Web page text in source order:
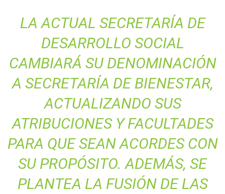
LA ACTUAL SECRETARÍA DE
DESARROLLO SOCIAL
CAMBIARÁ SU DENOMINACIÓN
A SECRETARÍA DE BIENESTAR,
ACTUALIZANDO SUS
ATRIBUCIONES Y FACULTADES
PARA QUE SEAN ACORDES CON
SU PROPÓSITO. ADEMÁS, SE
PLANTEA LA FUSIÓN DE LAS